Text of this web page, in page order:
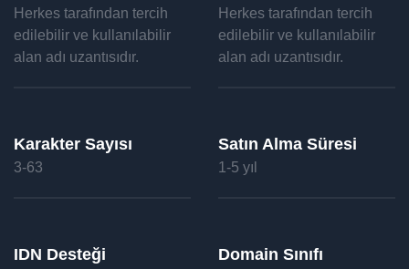
Herkes tarafından tercih
edilebilir ve kullanılabilir
alan adı uzantısıdır.
Herkes tarafından tercih
edilebilir ve kullanılabilir
alan adı uzantısıdır.
Karakter Sayısı
3-63
Satın Alma Süresi
1-5 yıl
IDN Desteği Domain Sınıfı